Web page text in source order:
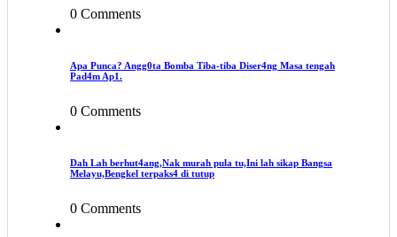
0 Comments
Apa Punca? Angg0ta Bomba Tiba-tiba Diser4ng Masa tengah
Pad4m Ap1.
0 Comments
Dah Lah berhut4ang,Nak murah pula tu,Ini lah sikap Bangsa
Melayu,Bengkel terpaks4 di tutup
0 Comments